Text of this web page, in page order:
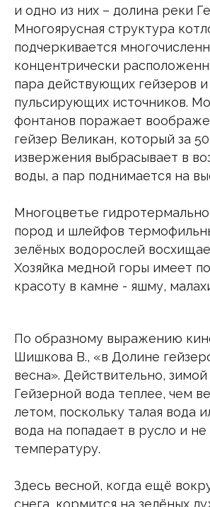
и одно из них – долина реки
Многоярусная структура
подчеркивается
концентрически
пара действующих гейзеров и
пульсирующих источников.
фонтанов поражает
гейзер Великан, который за
извержения выбрасывает в
воды, а пар поднимается на
Многоцветье
пород и шлейфов
зелёных водорослей
Хозяйка медной горы имеет
красоту в камне - яшму,
По образному выражению
Шишкова В., «в Долине
весна». Действительно,
Гейзерной вода теплее, чем
летом, поскольку талая вода
вода на попадает в русло и
температуру.
Здесь весной, когда ещё
снега, кормится на зелёных